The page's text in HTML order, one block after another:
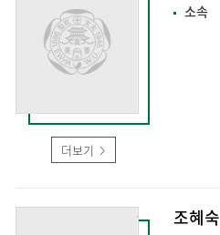
더보기
소속
조혜숙